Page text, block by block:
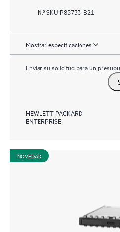
N.º SKU P85733-B21
Mostrar especificaciones
Enviar su solicitud para un
HEWLETT PACKARD
ENTERPRISE
NOVEDAD